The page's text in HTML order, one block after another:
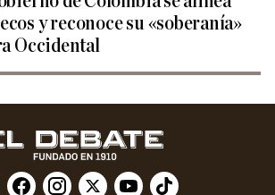
y reconoce su «soberanía»
Occidental